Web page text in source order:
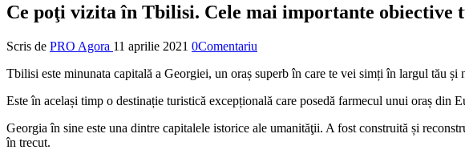
Ce poţi vizita în Tbilisi. Cele mai importante obiective
Scris de PRO Agora 11 aprilie 2021 0Comentariu
Tbilisi este minunata capitală a Georgiei, un oraș superb în care te vei simți în largul tău
Este în același timp o destinație turistică excepțională care posedă farmecul unui oraș din
Georgia în sine este una dintre capitalele istorice ale umanităţii. A fost construită și
în trecut.